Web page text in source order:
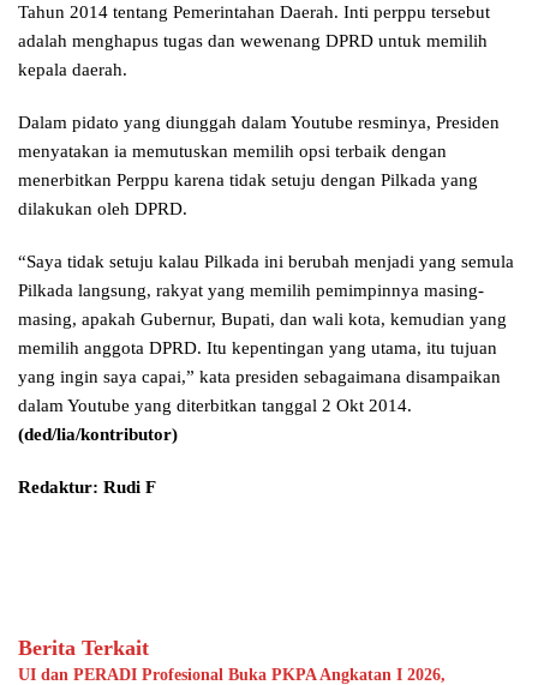
Tahun 2014 tentang Pemerintahan Daerah. Inti perppu tersebut
adalah menghapus tugas dan wewenang DPRD untuk memilih
kepala daerah.
Dalam pidato yang diunggah dalam Youtube resminya, Presiden
menyatakan ia memutuskan memilih opsi terbaik dengan
menerbitkan Perppu karena tidak setuju dengan Pilkada yang
dilakukan oleh DPRD.
“Saya tidak setuju kalau Pilkada ini berubah menjadi yang semula
Pilkada langsung, rakyat yang memilih pemimpinnya masing-
masing, apakah Gubernur, Bupati, dan wali kota, kemudian yang
memilih anggota DPRD. Itu kepentingan yang utama, itu tujuan
yang ingin saya capai,” kata presiden sebagaimana disampaikan
dalam Youtube yang diterbitkan tanggal 2 Okt 2014.
(ded/lia/kontributor)
Redaktur: Rudi F
Berita Terkait
UI dan PERADI Profesional Buka PKPA Angkatan I 2026,